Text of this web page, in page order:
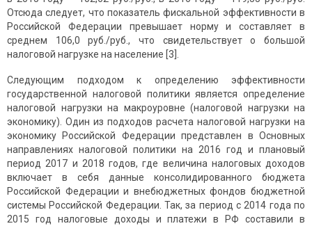
Отсюда следует, что показатель фискальной эффективности в
Российской Федерации превышает норму и составляет в
среднем 106,0 руб./руб., что свидетельствует о большой
налоговой нагрузке на население [3].
Следующим подходом к определению эффективности
государственной налоговой политики является определение
налоговой нагрузки на макроуровне (налоговой нагрузки на
экономику). Один из подходов расчета налоговой нагрузки на
экономику Российской Федерации представлен в Основных
направлениях налоговой политики на 2016 год и плановый
период 2017 и 2018 годов, где величина налоговых доходов
включает в себя данные консолидированного бюджета
Российской Федерации и внебюджетных фондов бюджетной
системы Российской Федерации. Так, за период с 2014 года по
2015 год налоговые доходы и платежи в РФ составили в